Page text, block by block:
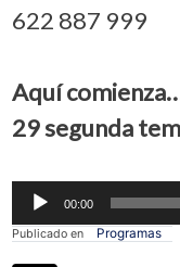
622 887 999
Aquí
29 segunda
audio
00:00
Publicado en Programas